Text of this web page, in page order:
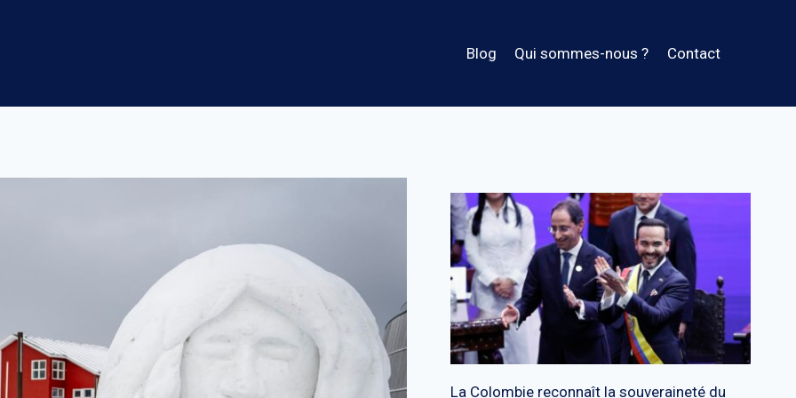
Blog Qui sommes-nous ? Contact
La Colombie reconnaît la souveraineté du